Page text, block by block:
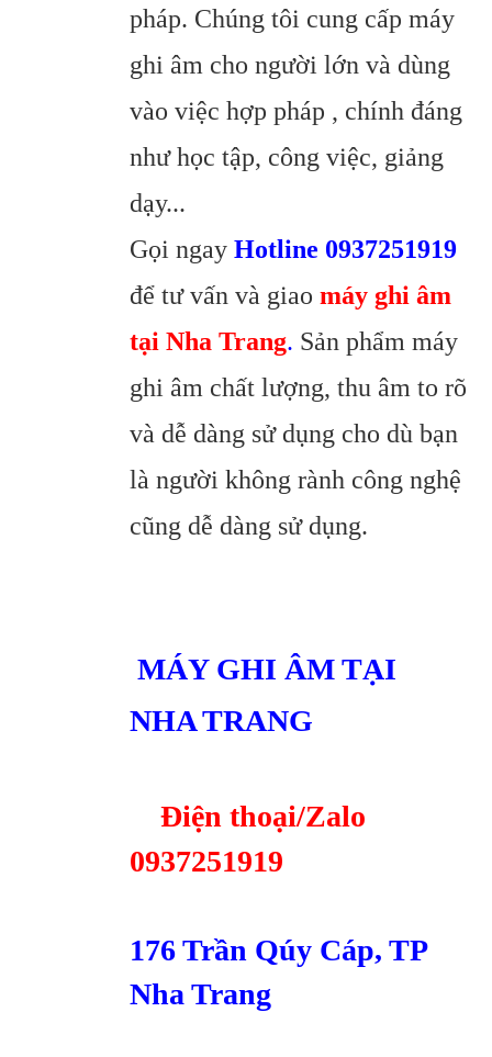
pháp. Chúng tôi cung cấp máy
ghi âm cho người lớn và dùng
vào việc hợp pháp , chính đáng
như học tập, công việc, giảng
dạy...
Gọi ngayHotline 0937251919
để tư vấn và giaomáy ghi âm
tại Nha Trang. Sản phẩm máy
ghi âm chất lượng, thu âm to rõ
và dễ dàng sử dụng cho dù bạn
là người không rành công nghệ
cũng dễ dàng sử dụng.
MÁY GHI ÂM TẠI
NHA TRANG
Điện thoại/Zalo
0937251919
176 Trần Qúy Cáp, TP
Nha Trang